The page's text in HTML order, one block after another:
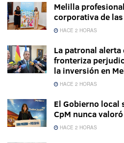
Melilla
corporativa de
HACE 2 HORAS
La patronal
fronteriza
la inversión en
HACE 2 HORAS
El Gobierno local
CpM nunca
HACE 2 HORAS